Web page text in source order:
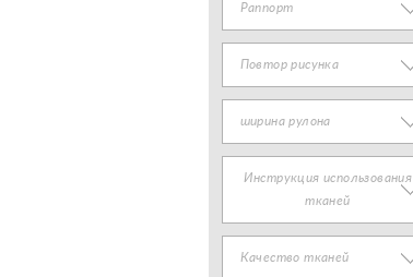
Раппорт
Повтор рисунка
ширина рулона
Инструкция использования
тканей
Качество тканей